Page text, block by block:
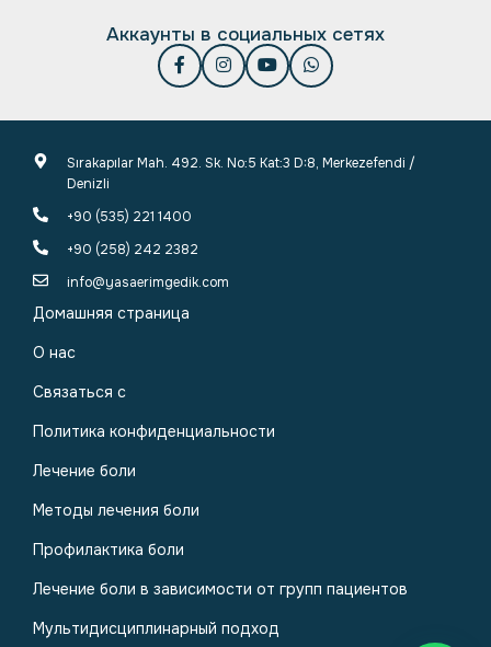
Аккаунты в социальных сетях
Sırakapılar Mah. 492. Sk. No:5 Kat:3 D:8, Merkezefendi /
Denizli
+90 (535) 221 1400
+90 (258) 242 2382
info@yasaerimgedik.com
Домашняя страница
О нас
Связаться с
Политика конфиденциальности
Лечение боли
Методы лечения боли
Профилактика боли
Лечение боли в зависимости от групп пациентов
Мультидисциплинарный подход